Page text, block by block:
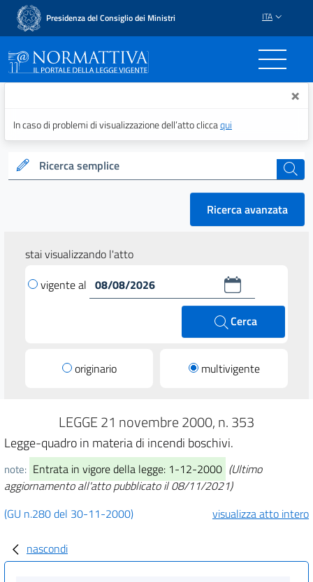
Presidenza del Consiglio dei Ministri ITA
Normattiva - Il portale ×
In caso di problemi di visualizzazione dell’atto cliccaqui
Ricerca semplice cerca
Ricerca avanzata
stai visualizzando l'atto
vigente al
Cerca
originario multivigente
LEGGE 21 novembre 2000, n. 353
Legge-quadro in materia di incendi boschivi.
note: Entrata in vigore della legge: 1-12-2000 (Ultimo
aggiornamento all'atto pubblicato il 08/11/2021)
(GU n.280 del 30-11-2000)
visualizza atto intero
nascondi